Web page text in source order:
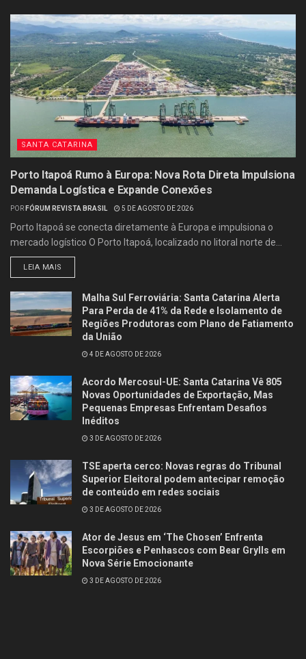
SANTA CATARINA
Porto Itapoá Rumo à Europa: Nova Rota Direta Impulsiona
Demanda Logística e Expande Conexões
POR FÓRUM REVISTA BRASIL 5 DE AGOSTO DE 2026
Porto Itapoá se conecta diretamente à Europa e impulsiona o
mercado logístico O Porto Itapoá, localizado no litoral norte de...
LEIA MAIS
Malha Sul Ferroviária: Santa Catarina Alerta
Para Perda de 41% da Rede e Isolamento de
Regiões Produtoras com Plano de Fatiamento
da União
4 DE AGOSTO DE 2026
Acordo Mercosul-UE: Santa Catarina Vê 805
Novas Oportunidades de Exportação, Mas
Pequenas Empresas Enfrentam Desafios
Inéditos
3 DE AGOSTO DE 2026
TSE aperta cerco: Novas regras do Tribunal
Superior Eleitoral podem antecipar remoção
de conteúdo em redes sociais
3 DE AGOSTO DE 2026
Ator de Jesus em ‘The Chosen’ Enfrenta
Escorpiões e Penhascos com Bear Grylls em
Nova Série Emocionante
3 DE AGOSTO DE 2026